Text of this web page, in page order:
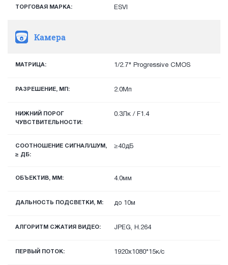
ТОРГОВАЯ МАРКА: ESVI
Камера
МАТРИЦА: 1/2.7" Progressive CMOS
РАЗРЕШЕНИЕ, МП: 2.0Мп
НИЖНИЙ ПОРОГ
ЧУВСТВИТЕЛЬНОСТИ:
0.3Лк / F1.4
СООТНОШЕНИЕ СИГНАЛ/ШУМ,
≥ ДБ:
≥40дБ
ОБЪЕКТИВ, ММ: 4.0мм
ДАЛЬНОСТЬ ПОДСВЕТКИ, М: до 10м
АЛГОРИТМ СЖАТИЯ ВИДЕО: JPEG, H.264
ПЕРВЫЙ ПОТОК: 1920х1080*15к/с